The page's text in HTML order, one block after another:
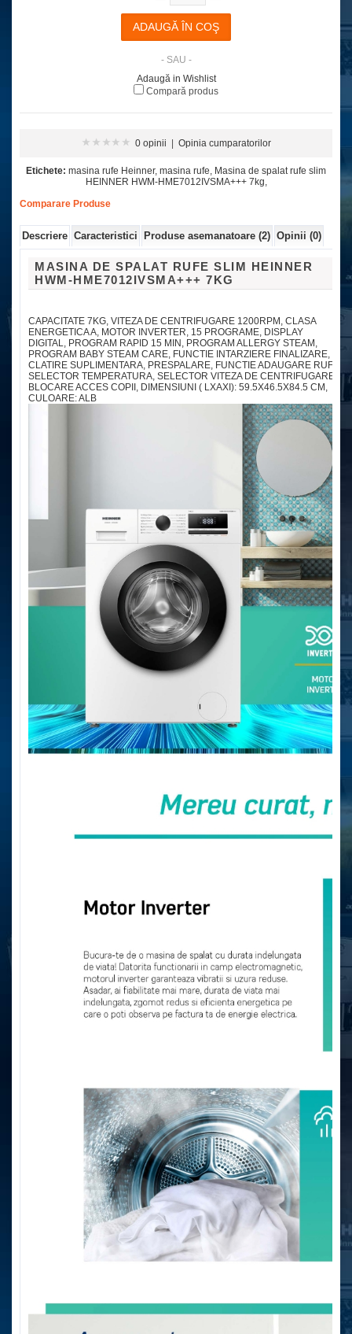
- SAU -
Adaugă in Wishlist
Compară produs
0 opinii Opinia cumparatorilor
Etichete: masina rufe Heinner, masina rufe, Masina de spalat rufe slim
HEINNER HWM-HME7012IVSMA+++ 7kg,
Comparare Produse
Descriere Caracteristici Produse asemanatoare (2) Opinii (0)
MASINA DE SPALAT RUFE SLIM HEINNER
HWM-HME7012IVSMA+++ 7KG
CAPACITATE 7KG, VITEZA DE CENTRIFUGARE 1200RPM, CLASA
ENERGETICA A, MOTOR INVERTER, 15 PROGRAME, DISPLAY
DIGITAL, PROGRAM RAPID 15 MIN, PROGRAM ALLERGY STEAM,
PROGRAM BABY STEAM CARE, FUNCTIE INTARZIERE FINALIZARE,
CLATIRE SUPLIMENTARA, PRESPALARE, FUNCTIE ADAUGARE RUFE
SELECTOR TEMPERATURA, SELECTOR VITEZA DE CENTRIFUGARE,
BLOCARE ACCES COPII, DIMENSIUNI ( LXAXI): 59.5X46.5X84.5 CM,
CULOARE: ALB